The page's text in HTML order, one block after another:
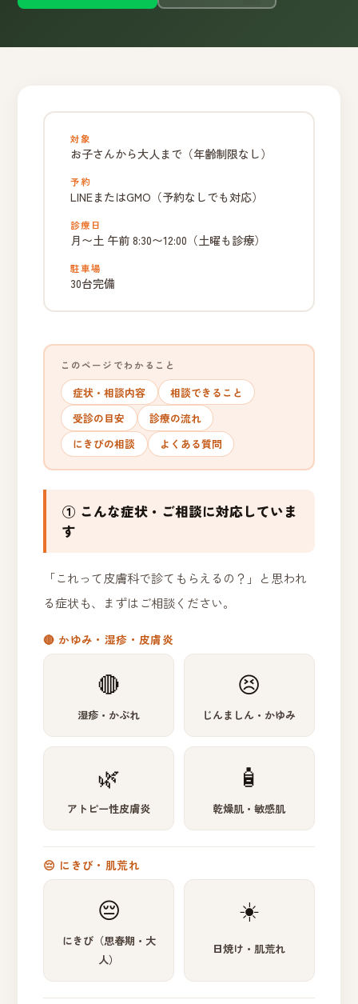
対象
お子さんから大人まで（年齢制限なし）
予約
LINEまたはGMO（予約なしでも対応）
診療日
月〜土 午前 8:30〜12:00（土曜も診療）
駐車場
30台完備
このページでわかること
症状・相談内容
相談できること
受診の目安
診療の流れ
にきびの相談
よくある質問
① こんな症状・ご相談に対応していま
す
「これって皮膚科で診てもらえるの？」と思われ
る症状も、まずはご相談ください。
🔴 かゆみ・湿疹・皮膚炎
🔴
湿疹・かぶれ
😣
じんましん・かゆみ
🌿
アトピー性皮膚炎
🧴
乾燥肌・敏感肌
😔 にきび・肌荒れ
😔
にきび（思春期・大
人）
☀️
日焼け・肌荒れ